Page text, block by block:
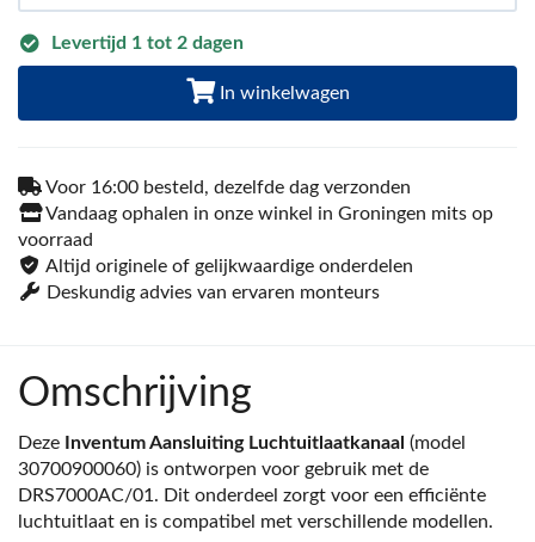
Levertijd 1 tot 2 dagen
In winkelwagen
Voor 16:00 besteld, dezelfde dag verzonden
Vandaag ophalen in onze winkel in Groningen mits op
voorraad
Altijd originele of gelijkwaardige onderdelen
Deskundig advies van ervaren monteurs
Omschrijving
Deze Inventum Aansluiting Luchtuitlaatkanaal (model
30700900060) is ontworpen voor gebruik met de
DRS7000AC/01. Dit onderdeel zorgt voor een efficiënte
luchtuitlaat en is compatibel met verschillende modellen.